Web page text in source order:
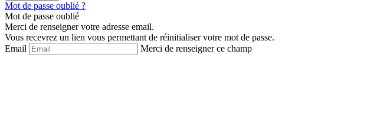
Mot de passe oublié ?
Mot de passe oublié
Merci de renseigner votre adresse email.
Vous recevrez un lien vous permettant de réinitialiser votre mot de passe.
Email
Merci de renseigner ce champ